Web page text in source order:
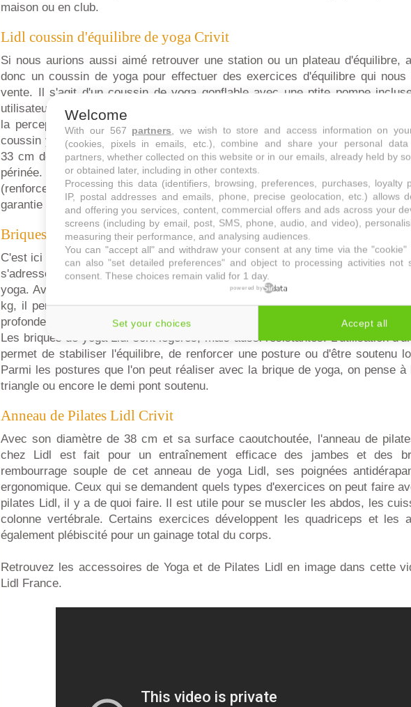
maison ou en club.
Lidl coussin d'équilibre de yoga Crivit
Si nous aurions aussi aimé retrouver une station ou un plateau d'équilibre,
donc un coussin de yoga pour effectuer des exercices d'équilibre qui
vente. Il s'agit d'un coussin de yoga gonflable avec une ptite pompe
utilisateurs d'un poids maximum de 120kg. Les picots de forme spéciale
la perception du corps. Outre les nombreux exercices d'équilibre qu'il
coussin yoga Lidl est aussi conçu pour le massage des pieds. Ce matériel
33 cm de diamètre et sa principale fonction est de renforcer l'équilibre, la
périnée. Enfin, ce coussin d'assise de yoga fait travailler différents
(renforcement musculaire) et ses picots stimulent la circulation sanguine.
garantie fabricant de 3 ans.
Briques de yoga Lidl Crivit
C'est ici un lot de 2 briques de Yoga Crivit que nous invite à découvrir la
s'adresse aux fans de stretching, de séances de pilates et bien évidemment
yoga. Avec sa surface antidérapante pour un maintien sûr et pour une
kg, il permet une multitude d'exercices. Chaque brique mesure 25 cm de
profondeur et 7,5 cm de hauteur.
Les briques de yoga Lidl sont légères, mais aussi résistantes. L'utilisation
permet de stabiliser l'équilibre, de renforcer une posture ou d'être soutenu
Parmi les postures que l'on peut réaliser avec la brique de yoga, on pense à
triangle ou encore le demi pont soutenu.
Anneau de Pilates Lidl Crivit
Avec son diamètre de 38 cm et sa surface caoutchoutée, l'anneau de
chez Lidl est fait pour un entraînement efficace des jambes et des
rembourrage souple de cet anneau de yoga Lidl, ses poignées
ergonomique. Ceux qui se demandent quels types d'exercices on peut faire
pilates Lidl, il y a de quoi faire. Il est utile pour se muscler les abdos, les
colonne vertébrale. Certains exercices développent les quadriceps et les
également plébiscité pour un gainage total du corps.
Retrouvez les accessoires de Yoga et de Pilates Lidl en image dans cette
Lidl France.
Welcome
With our 567 partners , we wish to store and access information on
(cookies, pixels in emails, etc.), combine and share your personal
partners, whether collected on this website or in our emails, already held by
or obtained later, including in other contexts.
Processing this data (identifiers, browsing, preferences, purchases, loyalty
IP, postal addresses and emails, phone, precise geolocation, etc.) allows
and offering you services, content, commercial offers and ads across your
screens (including by email, post, SMS, phone, audio, and video),
measuring their performance, and analysing audiences.
You can "accept all" and withdraw your consent at any time via the "cookie"
can also "set detailed preferences" and object to processing activities not
consent. These choices remain valid for 1 day.
powered by
Set your choices Accept all